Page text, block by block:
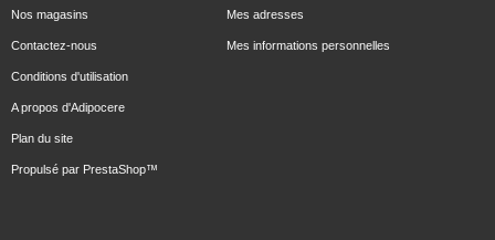
Nos magasins
Contactez-nous
Conditions d'utilisation
A propos d'Adipocere
Plan du site
Propulsé par PrestaShop™
Mes adresses
Mes informations personnelles